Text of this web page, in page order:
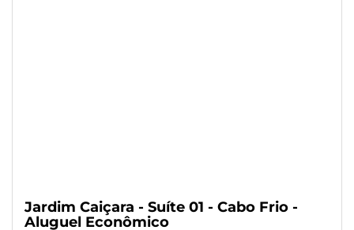
Jardim Caiçara - Suíte 01 - Cabo Frio -
Aluguel Econômico